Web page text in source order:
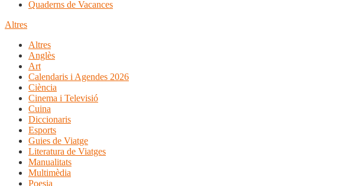
Quaderns de Vacances
Altres
Altres
Anglès
Art
Calendaris i Agendes 2026
Ciència
Cinema i Televisió
Cuina
Diccionaris
Esports
Guies de Viatge
Literatura de Viatges
Manualitats
Multimèdia
Poesia